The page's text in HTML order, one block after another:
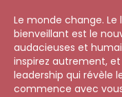
Le monde change. Le
bienveillant est le
audacieuses et
inspirez autrement,
leadership qui révèle
commence avec